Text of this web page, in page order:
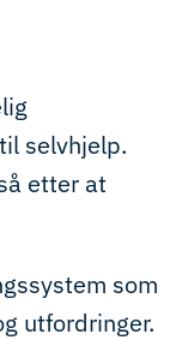
selvhjelp.
etter at
som
utfordringer.